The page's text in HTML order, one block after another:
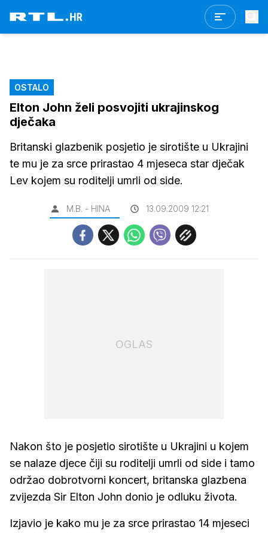
OSTALO
Elton John želi posvojiti ukrajinskog
dječaka
Britanski glazbenik posjetio je sirotište u Ukrajini
te mu je za srce prirastao 4 mjeseca star dječak
Lev kojem su roditelji umrli od side.
M.B. - HINA 13.09.2009 12:21
OGLAS
Nakon što je posjetio sirotište u Ukrajini u kojem
se nalaze djece čiji su roditelji umrli od side i tamo
održao dobrotvorni koncert, britanska glazbena
zvijezda Sir Elton John donio je odluku života.
Izjavio je kako mu je za srce prirastao 14 mjeseci